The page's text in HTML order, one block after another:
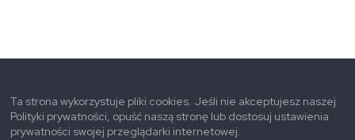
Ta strona wykorzystuje pliki cookies. Jeśli nie akceptujesz naszej
Polityki prywatności, opuść naszą stronę lub dostosuj ustawienia
prywatności swojej przeglądarki internetowej.